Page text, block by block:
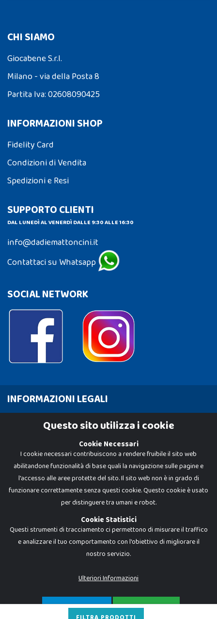
CHI SIAMO
Giocabene S.r.l.
Milano - via della Posta 8
Partita Iva: 02608090425
INFORMAZIONI SHOP
Fidelity Card
Condizioni di Vendita
Spedizioni e Resi
SUPPORTO CLIENTI
DAL LUNEDÌ AL VENERDÌ DALLE 9:30 ALLE 16:30
info@dadiemattoncini.it
Contattaci su Whatsapp
SOCIAL NETWORK
INFORMAZIONI LEGALI
Cookie Policy
Dadi e Mattoncini è un brand di Giocabene Srl. Ogni riproduzione o utilizzo non
I prezzi e le promozioni pubblicate potrebbero differire da quanto esposto in
P.IVA 02608090425 - REA AN201199 - C.S. 10.000 i.v.
Questo sito utilizza i cookie
Cookie Necessari
I cookie necessari contribuiscono a rendere fruibile il sito web
abilitandone funzionalità di base quali la navigazione sulle pagine e
l'accesso alle aree protette del sito. Il sito web non è in grado di
funzionare correttamente senza questi cookie. Questo cookie è usato
per distinguere tra umani e robot.
Cookie Statistici
Questi strumenti di tracciamento ci permettono di misurare il traffico
e analizzare il tuo comportamento con l'obiettivo di migliorare il
nostro servizio.
Ulteriori Informazioni
SOLO NECESSARI ACCETTA TUTTO